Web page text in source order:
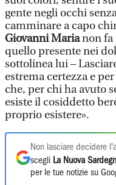
gente negli occhi
camminare a capo
Giovanni Marianon fa
quello presente nei
sottolinea lui –
estrema certezza e
che, per chi ha avuto
esiste il cosiddetto
proprio esistere».
Non lasciare decidere
scegli La Nuova
per le tue notizie su